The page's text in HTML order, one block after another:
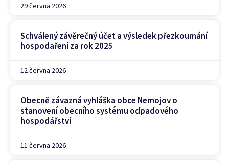
29 června 2026
Schválený závěrečný účet a výsledek přezkoumání
hospodaření za rok 2025
12 června 2026
Obecně závazná vyhláška obce Nemojov o
stanovení obecního systému odpadového
hospodářství
11 června 2026